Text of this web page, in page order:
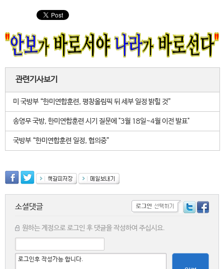
관련기사보기
미 국방부 “한미연합훈련, 평창올림픽 뒤 세부 일정 밝힐 것”
송영무 국방, 한미연합훈련 시기 질문에 "3월 18일~4월 이전 발표"
국방부 “한미연합훈련 일정, 협의중”
소셜댓글
원하는 계정으로 로그인 후 댓글을 작성하여 주십시요.